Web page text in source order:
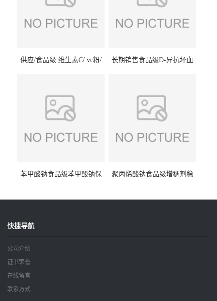
供应/食品级 维生素C/ vc粉/
长期销售食品级D-异抗坏血
苯甲酸钠食品级苯甲酸钠保
聚丙烯酸钠食品级增稠剂稳
快捷导航
公司介绍
证书荣誉
在线留言
联系方式